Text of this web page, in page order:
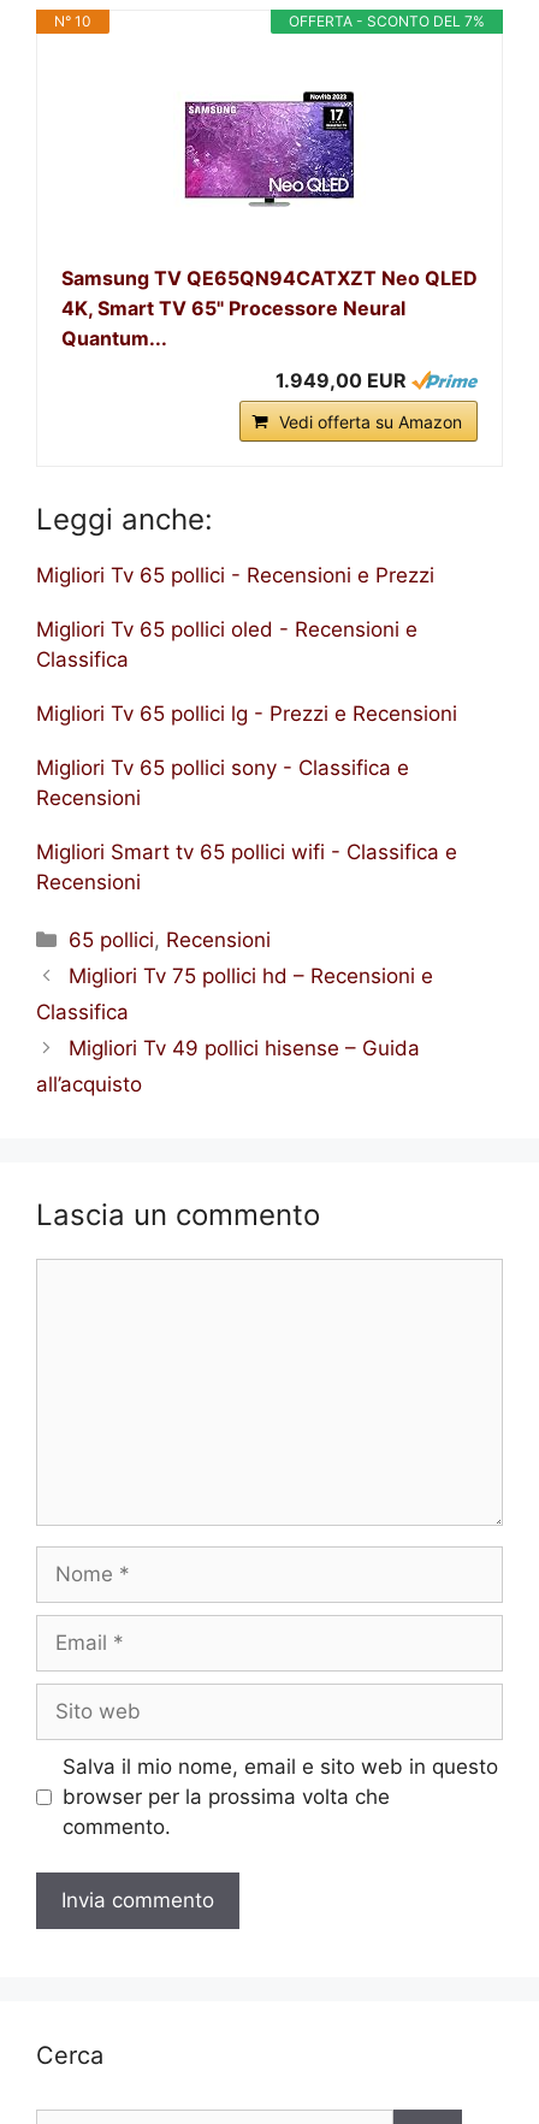
OFFERTA - SCONTO DEL 7%
N° 10
Samsung TV QE65QN94CATXZT Neo QLED
4K, Smart TV 65" Processore Neural
Quantum...
1.949,00 EUR
Vedi offerta su Amazon
Leggi anche:
Migliori Tv 65 pollici - Recensioni e Prezzi
Migliori Tv 65 pollici oled - Recensioni e
Classifica
Migliori Tv 65 pollici lg - Prezzi e Recensioni
Migliori Tv 65 pollici sony - Classifica e
Recensioni
Migliori Smart tv 65 pollici wifi - Classifica e
Recensioni
Categorie
65 pollici, Recensioni
Migliori Tv 75 pollici hd – Recensioni e
Classifica
Migliori Tv 49 pollici hisense – Guida
all’acquisto
Lascia un commento
web
Salva il mio nome, email e sito web in questo
browser per la prossima volta che
commento.
Cerca